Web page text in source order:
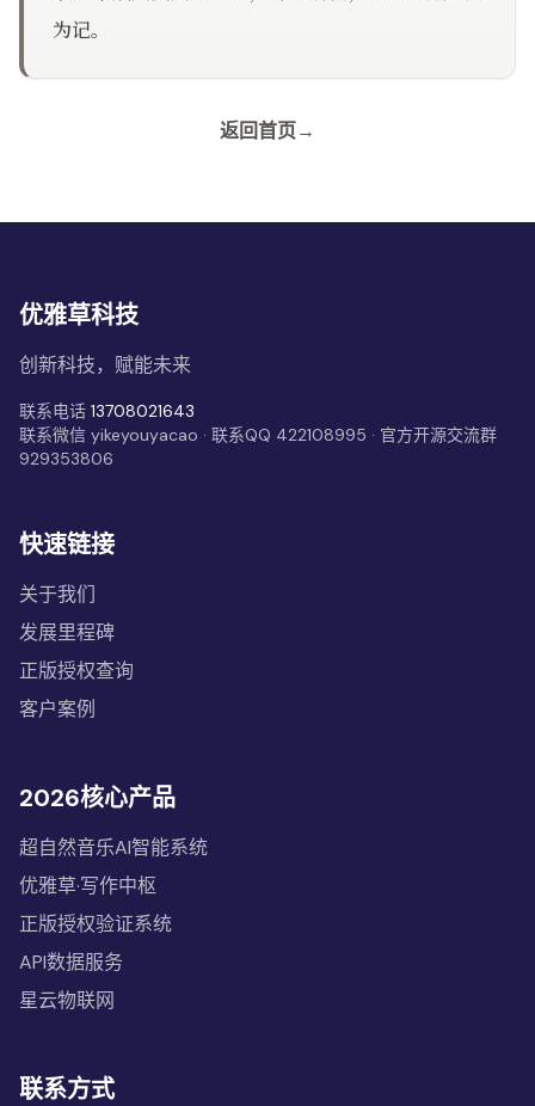
为记。
返回首页→
优雅草科技
创新科技，赋能未来
联系电话 13708021643
联系微信 yikeyouyacao · 联系QQ 422108995 · 官方开源交流群
929353806
快速链接
关于我们
发展里程碑
正版授权查询
客户案例
2026核心产品
超自然音乐AI智能系统
优雅草·写作中枢
正版授权验证系统
API数据服务
星云物联网
联系方式